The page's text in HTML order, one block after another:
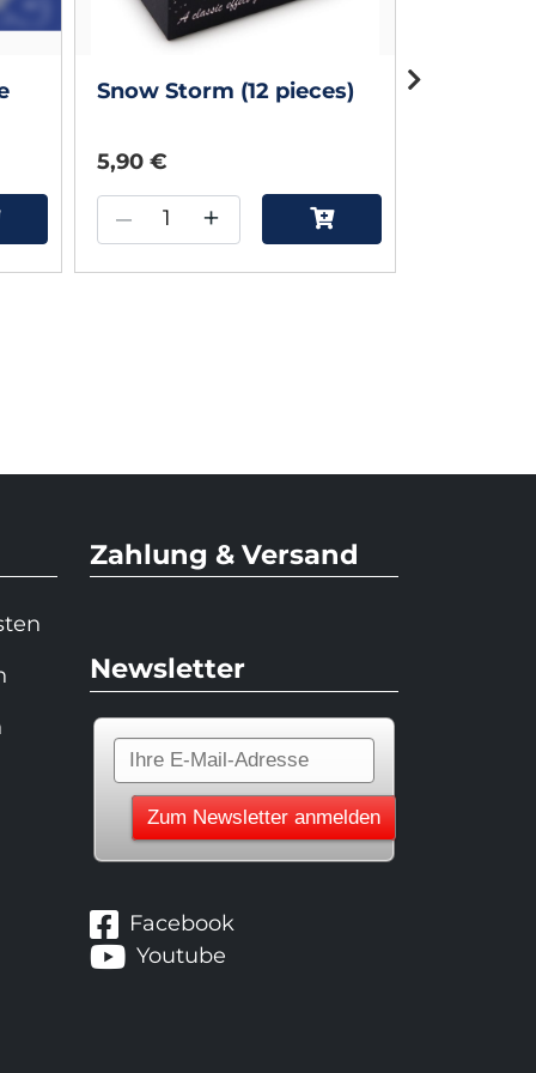
Snow Storm (12 pieces)
5,90 €
– +
Zahlung & Versand
Newsletter
Facebook
Youtube